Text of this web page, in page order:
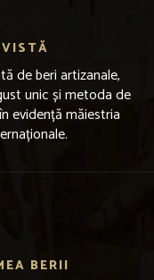
de beri artizanale,
unic și metoda de
evidență măiestria
BERII